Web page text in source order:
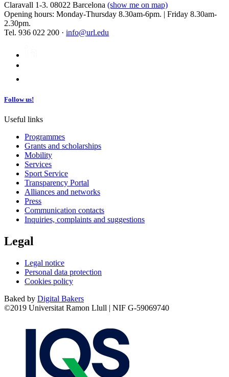
Claravall 1-3. 08022 Barcelona (show me on map)
Opening hours: Monday-Thursday 8.30am-6pm. | Friday 8.30am-
2.30pm.
Tel. 936 022 200 · info@url.edu
Follow us!
Useful links
Programmes
Grants and scholarships
Mobility
Services
Sport Service
Transparency Portal
Alliances and networks
Press
Communication contacts
Inquiries, complaints and suggestions
Legal
Legal notice
Personal data protection
Cookies policy
Baked by Digital Bakers
©2019 Universitat Ramon Llull | NIF G-59069740